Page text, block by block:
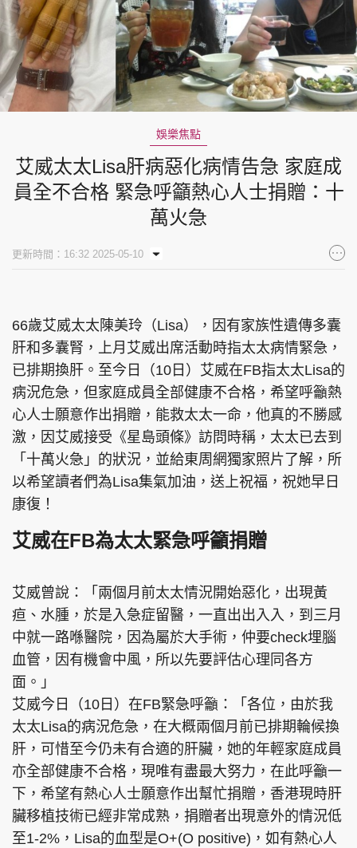
娛樂焦點
艾威太太Lisa肝病惡化病情告急 家庭成
員全不合格 緊急呼籲熱心人士捐贈：十
萬火急
更新時間：16:32 2025-05-10
66歲艾威太太陳美玲（Lisa），因有家族性遺傳多囊
肝和多囊腎，上月艾威出席活動時指太太病情緊急，
已排期換肝。至今日（10日）艾威在FB指太太Lisa的
病況危急，但家庭成員全部健康不合格，希望呼籲熱
心人士願意作出捐贈，能救太太一命，他真的不勝感
激，因艾威接受《星島頭條》訪問時稱，太太已去到
「十萬火急」的狀況，並給東周網獨家照片了解，所
以希望讀者們為Lisa集氣加油，送上祝福，祝她早日
康復！
艾威在FB為太太緊急呼籲捐贈
艾威曾說：「兩個月前太太情況開始惡化，出現黃
疸、水腫，於是入急症留醫，一直出出入入，到三月
中就一路喺醫院，因為屬於大手術，仲要check埋腦
血管，因有機會中風，所以先要評估心理同各方
面。」
艾威今日（10日）在FB緊急呼籲：「各位，由於我
太太Lisa的病況危急，在大概兩個月前已排期輪候換
肝，可惜至今仍未有合適的肝臟，她的年輕家庭成員
亦全部健康不合格，現唯有盡最大努力，在此呼籲一
下，希望有熱心人士願意作出幫忙捐贈，香港現時肝
臟移植技術已經非常成熟，捐贈者出現意外的情況低
至1-2%，Lisa的血型是O+(O positive)，如有熱心人